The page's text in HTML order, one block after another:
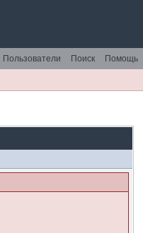
Помощь
Поиск
Пользователи